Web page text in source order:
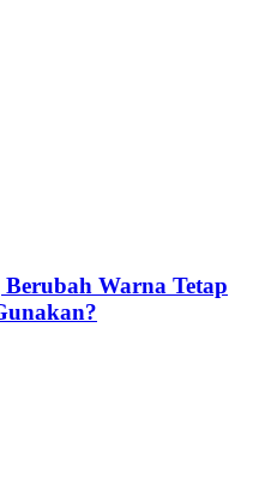
Warna Tetap